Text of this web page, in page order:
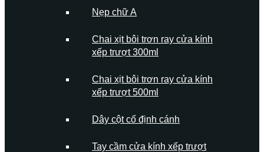
Nẹp chữ A
Chai xịt bôi trơn ray cửa kính
xếp trượt 300ml
Chai xịt bôi trơn ray cửa kính
xếp trượt 500ml
Dây cột cố định cánh
Tay cầm cửa kính xếp trượt